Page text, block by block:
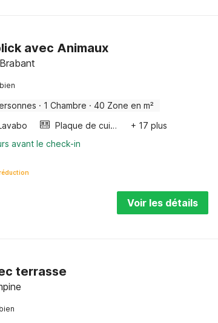
avec Animaux
· 1 Chambre · 40 Zone en m²
Plaque de cuisson
+ 17 plus
avant le check-in
Voir les détails
terrasse